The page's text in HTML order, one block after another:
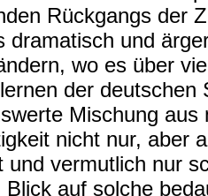
Rückgangs der
dramatisch und
wo es über
der deutschen
Mischung
nicht nur, aber
und vermutlich nur
Blick auf solche